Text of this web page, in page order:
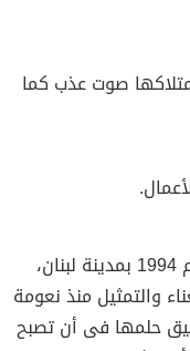
صوت عذب كما
ولدت المطربة ريم الشريف فى لبنان عام 1994 بمدينة لبنان،
عشقت الغناء والتمثيل منذ نعومة
حلمها فى أن تصبح